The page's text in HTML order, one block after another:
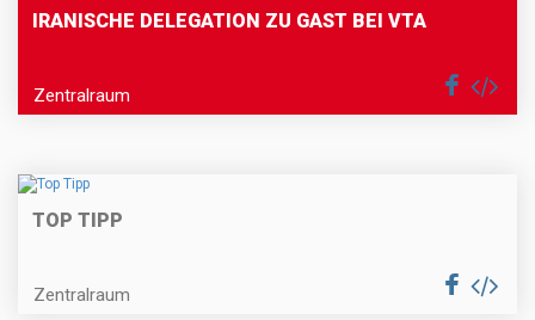
IRANISCHE DELEGATION ZU GAST BEI VTA
Zentralraum
TOP TIPP
Zentralraum